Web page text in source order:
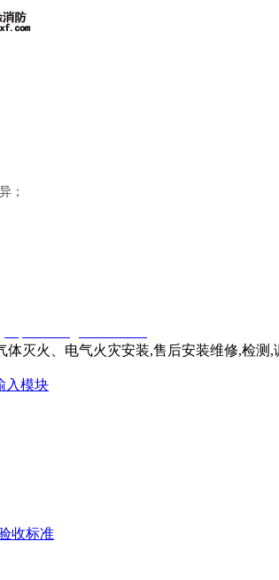
；
灭火、电气火灾安装,售后安装维修,检测,
入模块
收标准